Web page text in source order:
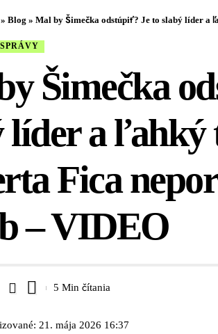
» Blog » Mal by Šimečka odstúpiť? Je to slabý líder a
SPRÁVY
Šimečka
líder a ľahký
Fica
– VIDEO
21. mája 2026 16:37
5 Min čítania